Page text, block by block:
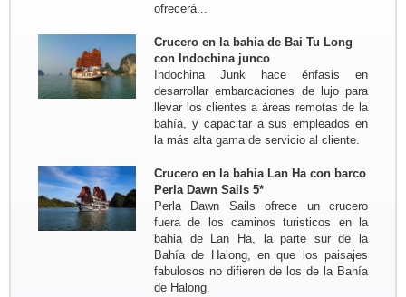
personas)
Hich - Pu Luong Retreat - Pueblo
Kho Muong - Tam Coc - Vinh -
Cueva Phong Nha - Hue - HoiAn -
My Son - Hanoi - Bahia de...
Grupo: Familia COIGNARD
Stephane (05 personas)
Viaje al Norte de Vietnam para
- MaiHich - Pu Luong Retreat -
Pueblo Kho Muong - Pueblo Huou -
Tam Coc - Cat Ba - Isla...
Grupo: Sra Annette DELESTRE y
sus amigos ...
Viaje de Norte a Sur del 17 oct al 30
oct 2017
Resumen: Hanoi - Pueblo Mai Hich -
ofrecerá...
Crucero en la bahia de Bai Tu Long
con Indochina junco
Indochina Junk hace énfasis en
desarrollar embarcaciones de lujo para
llevar los clientes a áreas remotas de la
bahía, y capacitar a sus empleados en
la más alta gama de servicio al cliente.
Crucero en la bahia Lan Ha con barco
Perla Dawn Sails 5*
Perla Dawn Sails ofrece un crucero
fuera de los caminos turisticos en la
bahia de Lan Ha, la parte sur de la
Bahía de Halong, en que los paisajes
fabulosos no difieren de los de la Bahía
de Halong.